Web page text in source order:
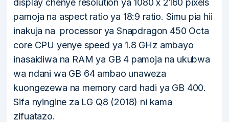
display chenye resolution ya 1080 x 2160 pixels
pamoja na aspect ratio ya 18:9 ratio. Simu pia hii
inakuja na processor ya Snapdragon 450 Octa
core CPU yenye speed ya 1.8 GHz ambayo
inasaidiwa na RAM ya GB 4 pamoja na ukubwa
wa ndani wa GB 64 ambao unaweza
kuongezewa na memory card hadi ya GB 400.
Sifa nyingine za LG Q8 (2018) ni kama
zifuatazo.